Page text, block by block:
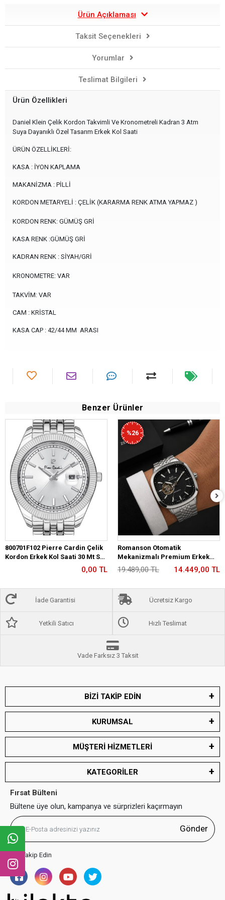
Ürün Açıklaması
Taksit Seçenekleri
Yorumlar
Teslimat Bilgileri
Ürün Özellikleri
Daniel Klein Çelik Kordon Takvimli Ve Kronometreli Kadran 3 Atm
Suya Dayanıklı Özel Tasarım Erkek Kol Saati
ÜRÜN ÖZELLİKLERİ:
KASA : İYON KAPLAMA
MAKANİZMA : PİLLİ
KORDON METARYELİ : ÇELİK (KARARMA RENK ATMA YAPMAZ )
KORDON RENK: GÜMÜŞ GRİ
KASA RENK :GÜMÜŞ GRİ
KADRAN RENK : SİYAH/GRİ
KRONOMETRE: VAR
TAKVİM: VAR
CAM : KRİSTAL
KASA CAP : 42/44 MM ARASI
Benzer Ürünler
800701F102 Pierre Cardin Çelik
Kordon Erkek Kol Saati 30 Mt Su
0,00 TL
%26
Romanson Otomatik
Mekanizmalı Premium Erkek
Kol Saati 5 ATM Suya Dayanıklı 2
Yıl Garantili RM2233.12
19.489,00 TL 14.449,00 TL
İade Garantisi Ücretsiz Kargo
Yetkili Satıcı Hızlı Teslimat
Vade Farksız 3 Taksit
BİZİ TAKİP EDİN
KURUMSAL
MÜŞTERİ HİZMETLERİ
KATEGORİLER
Fırsat Bülteni
Bültene üye olun, kampanya ve sürprizleri kaçırmayın
Gönder
Bizi Takip Edin